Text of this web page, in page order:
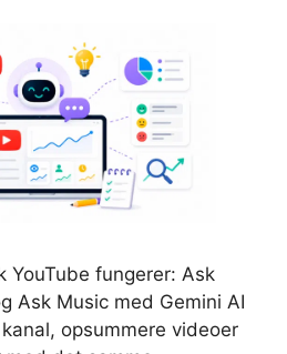
YouTube fungerer: Ask
Ask Music med Gemini AI
opsummere videoer